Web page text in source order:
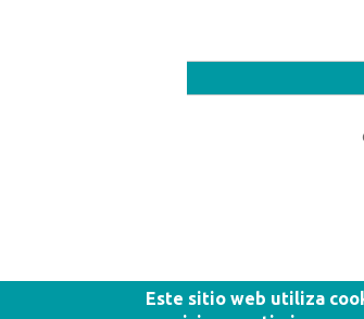
Este sitio web utiliza